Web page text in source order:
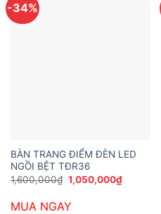
-34%
BÀN TRANG ĐIỂM ĐÈN LED
NGỒI BỆT TĐR36
1,600,000₫ Giá
gốc
1,600,000₫.
1,050,000₫Giá
hiện
MUA NGAY